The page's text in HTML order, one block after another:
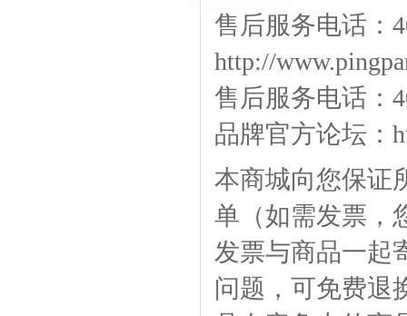
售后服务电话：
http://
售后服务电话：
品牌官方论坛：
本商城向您保证
单（如需发票，
发票与商品一起
问题，可免费退